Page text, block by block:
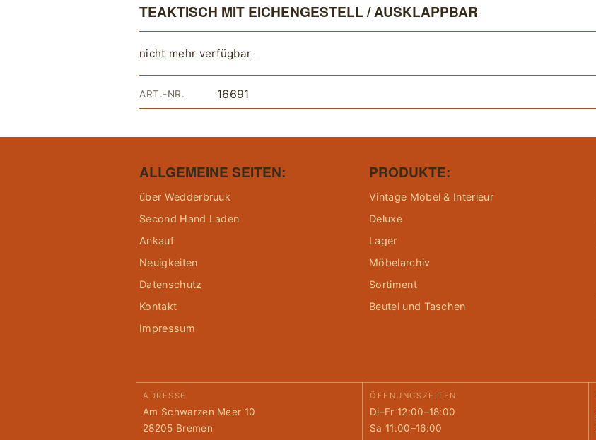
TEAKTISCH MIT EICHENGESTELL / AUSKLAPPBAR
nicht mehr verfügbar
ART.-NR. 16691
ALLGEMEINE SEITEN:
über Wedderbruuk
Second Hand Laden
Ankauf
Neuigkeiten
Datenschutz
Kontakt
Impressum
PRODUKTE:
Vintage Möbel & Interieur
Deluxe
Lager
Möbelarchiv
Sortiment
Beutel und Taschen
ADRESSE
Am Schwarzen Meer 10
28205 Bremen
ÖFFNUNGSZEITEN
Di–Fr 12:00–18:00
Sa 11:00–16:00